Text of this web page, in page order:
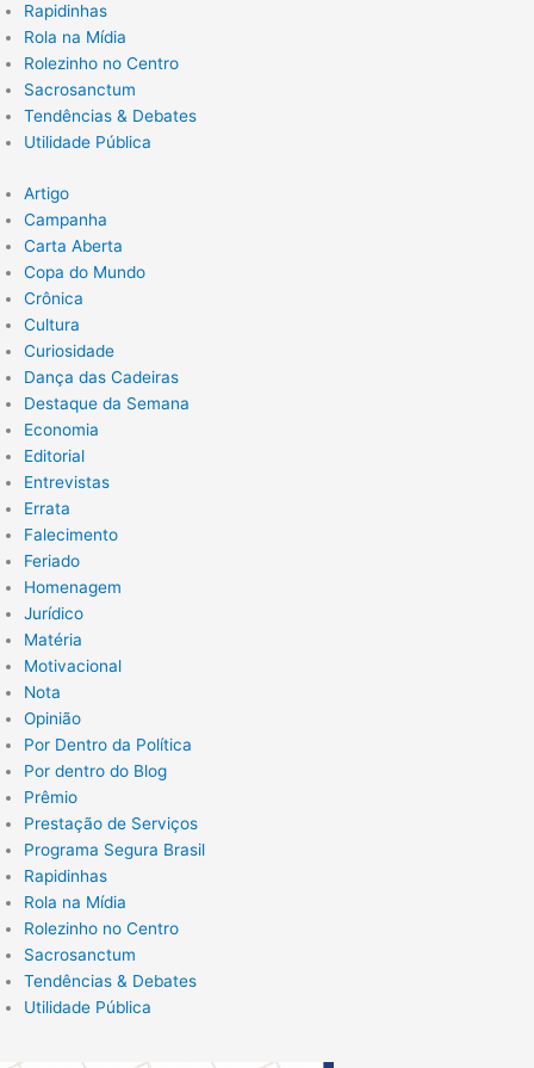
Rapidinhas
Rola na Mídia
Rolezinho no Centro
Sacrosanctum
Tendências & Debates
Utilidade Pública
Artigo
Campanha
Carta Aberta
Copa do Mundo
Crônica
Cultura
Curiosidade
Dança das Cadeiras
Destaque da Semana
Economia
Editorial
Entrevistas
Errata
Falecimento
Feriado
Homenagem
Jurídico
Matéria
Motivacional
Nota
Opinião
Por Dentro da Política
Por dentro do Blog
Prêmio
Prestação de Serviços
Programa Segura Brasil
Rapidinhas
Rola na Mídia
Rolezinho no Centro
Sacrosanctum
Tendências & Debates
Utilidade Pública